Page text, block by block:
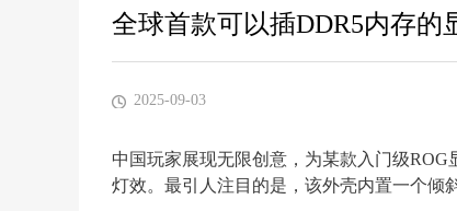
全球首款可以插DDR5内存的
2025-09-03
中国玩家展现无限创意，为某款入门级
灯效。最引人注目的是，该外壳内置一个倾